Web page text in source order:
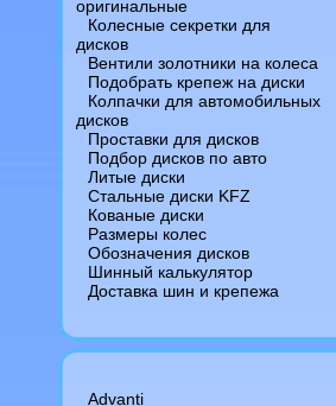
оригинальные
Колесные секретки для
дисков
Вентили золотники на колеса
Подобрать крепеж на диски
Колпачки для автомобильных
дисков
Проставки для дисков
Подбор дисков по авто
Литые диски
Стальные диски KFZ
Кованые диски
Размеры колес
Обозначения дисков
Шинный калькулятор
Доставка шин и крепежа
Advanti